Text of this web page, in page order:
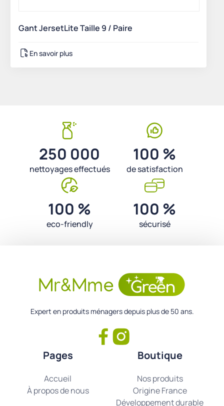
Gant JersetLite Taille 9 / Paire
En savoir plus
250 000
nettoyages effectués
100 %
de satisfaction
100 %
eco-friendly
100 %
sécurisé
Expert en produits ménagers depuis plus de 50 ans.
Pages
Accueil
À propos de nous
Boutique
Nos produits
Origine France
Développement durable